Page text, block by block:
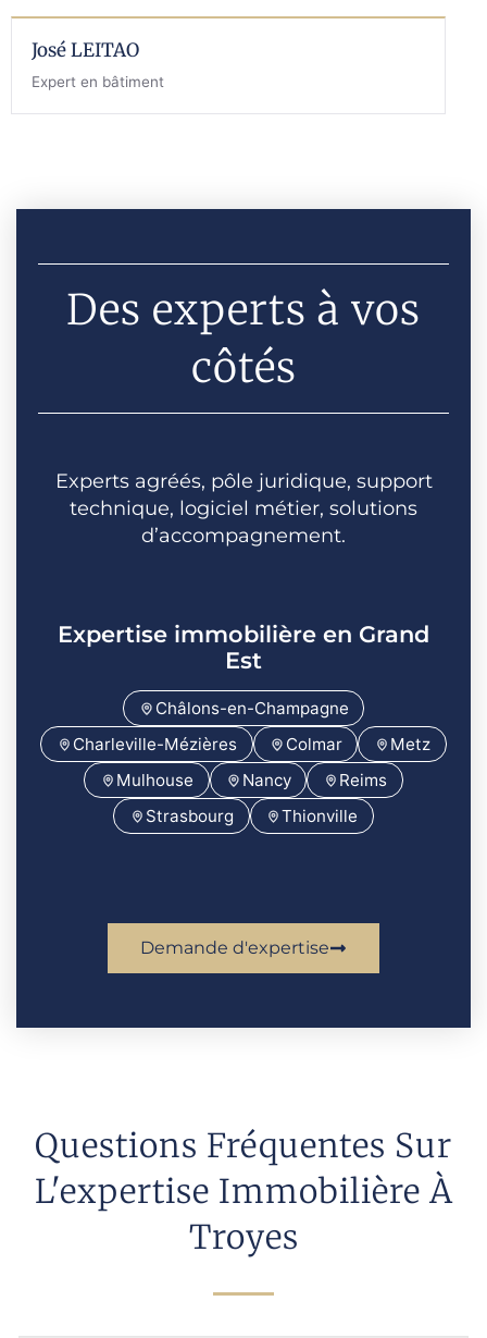
José LEITAO
Expert en bâtiment
Des experts à vos
côtés
Experts agréés, pôle juridique, support
technique, logiciel métier, solutions
d’accompagnement.
Expertise immobilière en Grand
Est
Châlons-en-Champagne
Charleville-Mézières
Colmar
Metz
Mulhouse
Nancy
Reims
Strasbourg
Thionville
Demande d'expertise
Questions Fréquentes Sur
L'expertise Immobilière À
Troyes